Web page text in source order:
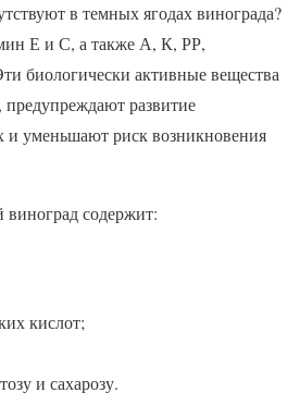
в темных ягодах винограда?
Е и С, а также А, К, РР,
биологически активные вещества
развитие
и уменьшают риск возникновения
содержит:
кислот;
и сахарозу.